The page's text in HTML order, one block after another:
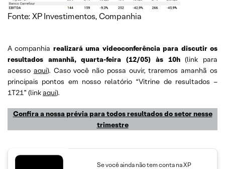
Fonte: XP Investimentos, Companhia
A companhia realizará uma videoconferência para discutir os
resultados amanhã, quarta-feira (12/05) às 10h(link para
acesso aqui). Caso você não possa ouvir, traremos amanhã os
principais pontos em nosso relatório “Vitrine de resultados –
1T21” (linkaqui).
Confira a nossa prévia para todos resultados do setor nesse
trimestre
Se você ainda não tem conta na XP